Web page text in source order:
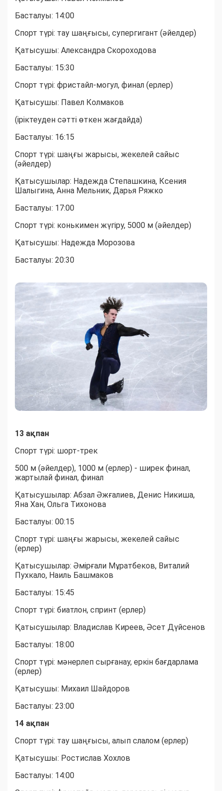
Басталуы: 14:00
Спорт түрі: тау шаңғысы, супергигант (әйелдер)
Қатысушы: Александра Скороходова
Басталуы: 15:30
Спорт түрі: фристайл-могул, финал (ерлер)
Қатысушы: Павел Колмаков
(іріктеуден сәтті өткен жағдайда)
Басталуы: 16:15
Спорт түрі: шаңғы жарысы, жекелей сайыс
(әйелдер)
Қатысушылар: Надежда Степашкина, Ксения
Шалыгина, Анна Мельник, Дарья Ряжко
Басталуы: 17:00
Спорт түрі: конькимен жүгіру, 5000 м (әйелдер)
Қатысушы: Надежда Морозова
Басталуы: 20:30
13 ақпан
Спорт түрі: шорт-трек
500 м (әйелдер), 1000 м (ерлер) - ширек финал,
жартылай финал, финал
Қатысушылар: Абзал Әжғалиев, Денис Никиша,
Яна Хан, Ольга Тихонова
Басталуы: 00:15
Спорт түрі: шаңғы жарысы, жекелей сайыс
(ерлер)
Қатысушылар: Әмірғали Мұратбеков, Виталий
Пухкало, Наиль Башмаков
Басталуы: 15:45
Спорт түрі: биатлон, спринт (ерлер)
Қатысушылар: Владислав Киреев, Әсет Дүйсенов
Басталуы: 18:00
Спорт түрі: мәнерлеп сырғанау, еркін бағдарлама
(ерлер)
Қатысушы: Михаил Шайдоров
Басталуы: 23:00
14 ақпан
Спорт түрі: тау шаңғысы, алып слалом (ерлер)
Қатысушы: Ростислав Хохлов
Басталуы: 14:00